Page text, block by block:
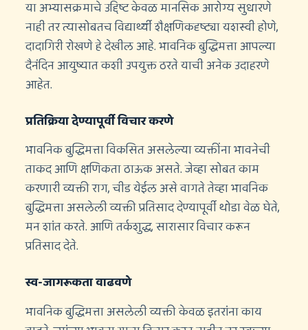
या अभ्यासक्रमाचे उद्दिष्ट केवळ मानसिक आरोग्य सुधारणे
नाही तर त्यासोबतच विद्यार्थ्यी शैक्षणिकदृष्ट्या यशस्वी होणे,
दादागिरी रोखणे हे देखील आहे. भावनिक बुद्धिमत्ता आपल्या
दैनंदिन आयुष्यात कशी उपयुक्त ठरते याची अनेक उदाहरणे
आहेत.
प्रतिक्रिया देण्यापूर्वी विचार करणे
भावनिक बुद्धिमत्ता विकसित असलेल्या व्यक्तींना भावनेची
ताकद आणि क्षणिकता ठाऊक असते. जेव्हा सोबत काम
करणारी व्यक्ती राग, चीड येईल असे वागते तेव्हा भावनिक
बुद्धिमत्ता असलेली व्यक्ती प्रतिसाद देण्यापूर्वी थोडा वेळ घेते,
मन शांत करते. आणि तर्कशुद्ध, सारासार विचार करून
प्रतिसाद देते.
स्व-जागरूकता वाढवणे
भावनिक बुद्धिमत्ता असलेली व्यक्ती केवळ इतरांना काय